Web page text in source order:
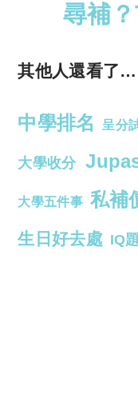
尋補
其他人還看了
中學排名 呈分
大學收分
大學五件事 私補
生日好去處 IQ題